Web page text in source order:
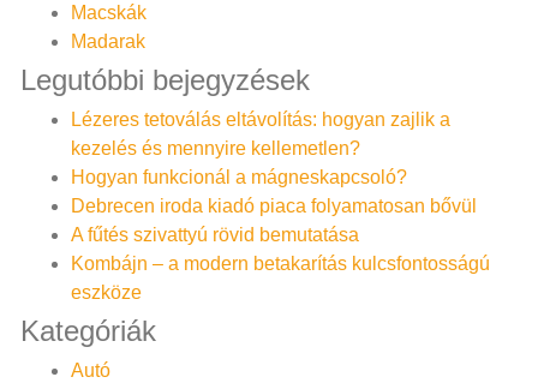
Macskák
Madarak
Legutóbbi bejegyzések
Lézeres tetoválás eltávolítás: hogyan zajlik a
kezelés és mennyire kellemetlen?
Hogyan funkcionál a mágneskapcsoló?
Debrecen iroda kiadó piaca folyamatosan bővül
A fűtés szivattyú rövid bemutatása
Kombájn – a modern betakarítás kulcsfontosságú
eszköze
Kategóriák
Autó